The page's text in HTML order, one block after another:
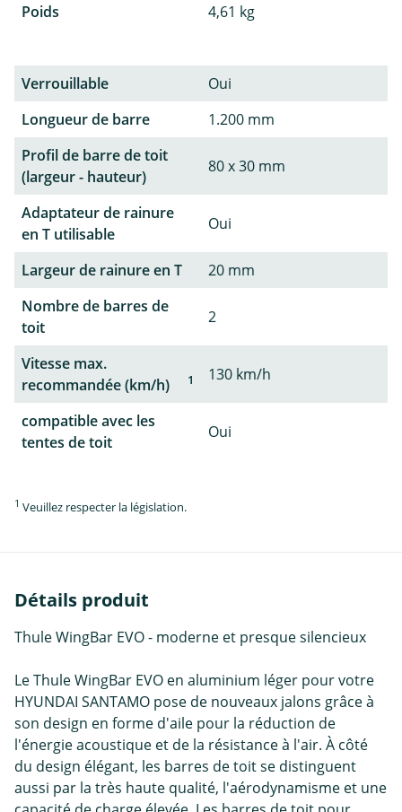
Poids
4,61 kg
Verrouillable
Oui
Longueur de barre
1.200 mm
Profil de barre de toit
(largeur - hauteur)
80 x 30 mm
Adaptateur de rainure
en T utilisable
Oui
Largeur de rainure en T
20 mm
Nombre de barres de
toit
2
Vitesse max.
recommandée (km/h)
1 130 km/h
compatible avec les
tentes de toit
Oui
1 Veuillez respecter la législation.
Détails produit
Thule WingBar EVO - moderne et presque silencieux
Le Thule WingBar EVO en aluminium léger pour votre
HYUNDAI SANTAMO pose de nouveaux jalons grâce à
son design en forme d'aile pour la réduction de
l'énergie acoustique et de la résistance à l'air. À côté
du design élégant, les barres de toit se distinguent
aussi par la très haute qualité, l'aérodynamisme et une